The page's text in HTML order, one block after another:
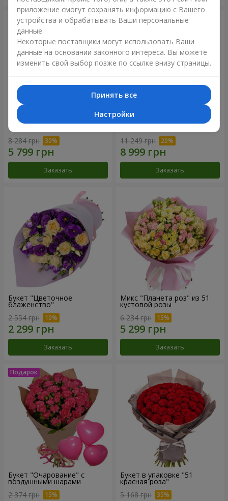
Букет "Сила Любви!"
8 284 грн
Заказать
Романтический букет
11 249 грн
Заказать
Букет "Цветочное
блаженство"
2 554 грн
Заказать
Микс "Планета роз" из 51
кустовой розы
6 234 грн
Заказать
Букет "Очарование" с
воздушными шарами
2 374 грн
Букет в упаковке "51
красная роза"
5 168 грн
приложение смогут сохранять информацию с Вашего
устройства и обрабатывать Ваши персональные
данные.
Некоторые поставщики могут использовать Ваши
данные на основании законного интереса. Вы можете
изменить свой выбор позже по ссылке внизу страницы.
Принять все
Настройки